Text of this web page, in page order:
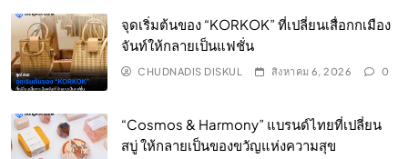
จุดเริ่มต้นของ “KORKOK” ที่เปลี่ยนเสื่อกกเมือง
จันท์ให้กลายเป็นแฟชั่น
CHUDNADIS DISKUL สิงหาคม 6, 2026 0
“Cosmos & Harmony” แบรนด์ไทยที่เปลี่ยน
สบู่ ให้กลายเป็นของขวัญแห่งความสุข